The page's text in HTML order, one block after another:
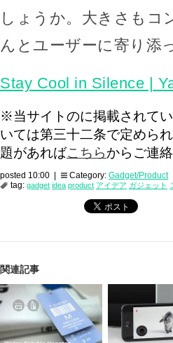
しょうか。大きさもコ
んとユーザーに寄り添
Stay Cool in Silence |
※当サイトのに掲載されて
いては第三十二条で定めら
題があればこちらからご連
posted 10:00 | Category: Gadget/Product
tag: gadget idea product アイデア ガジェット
関連記事